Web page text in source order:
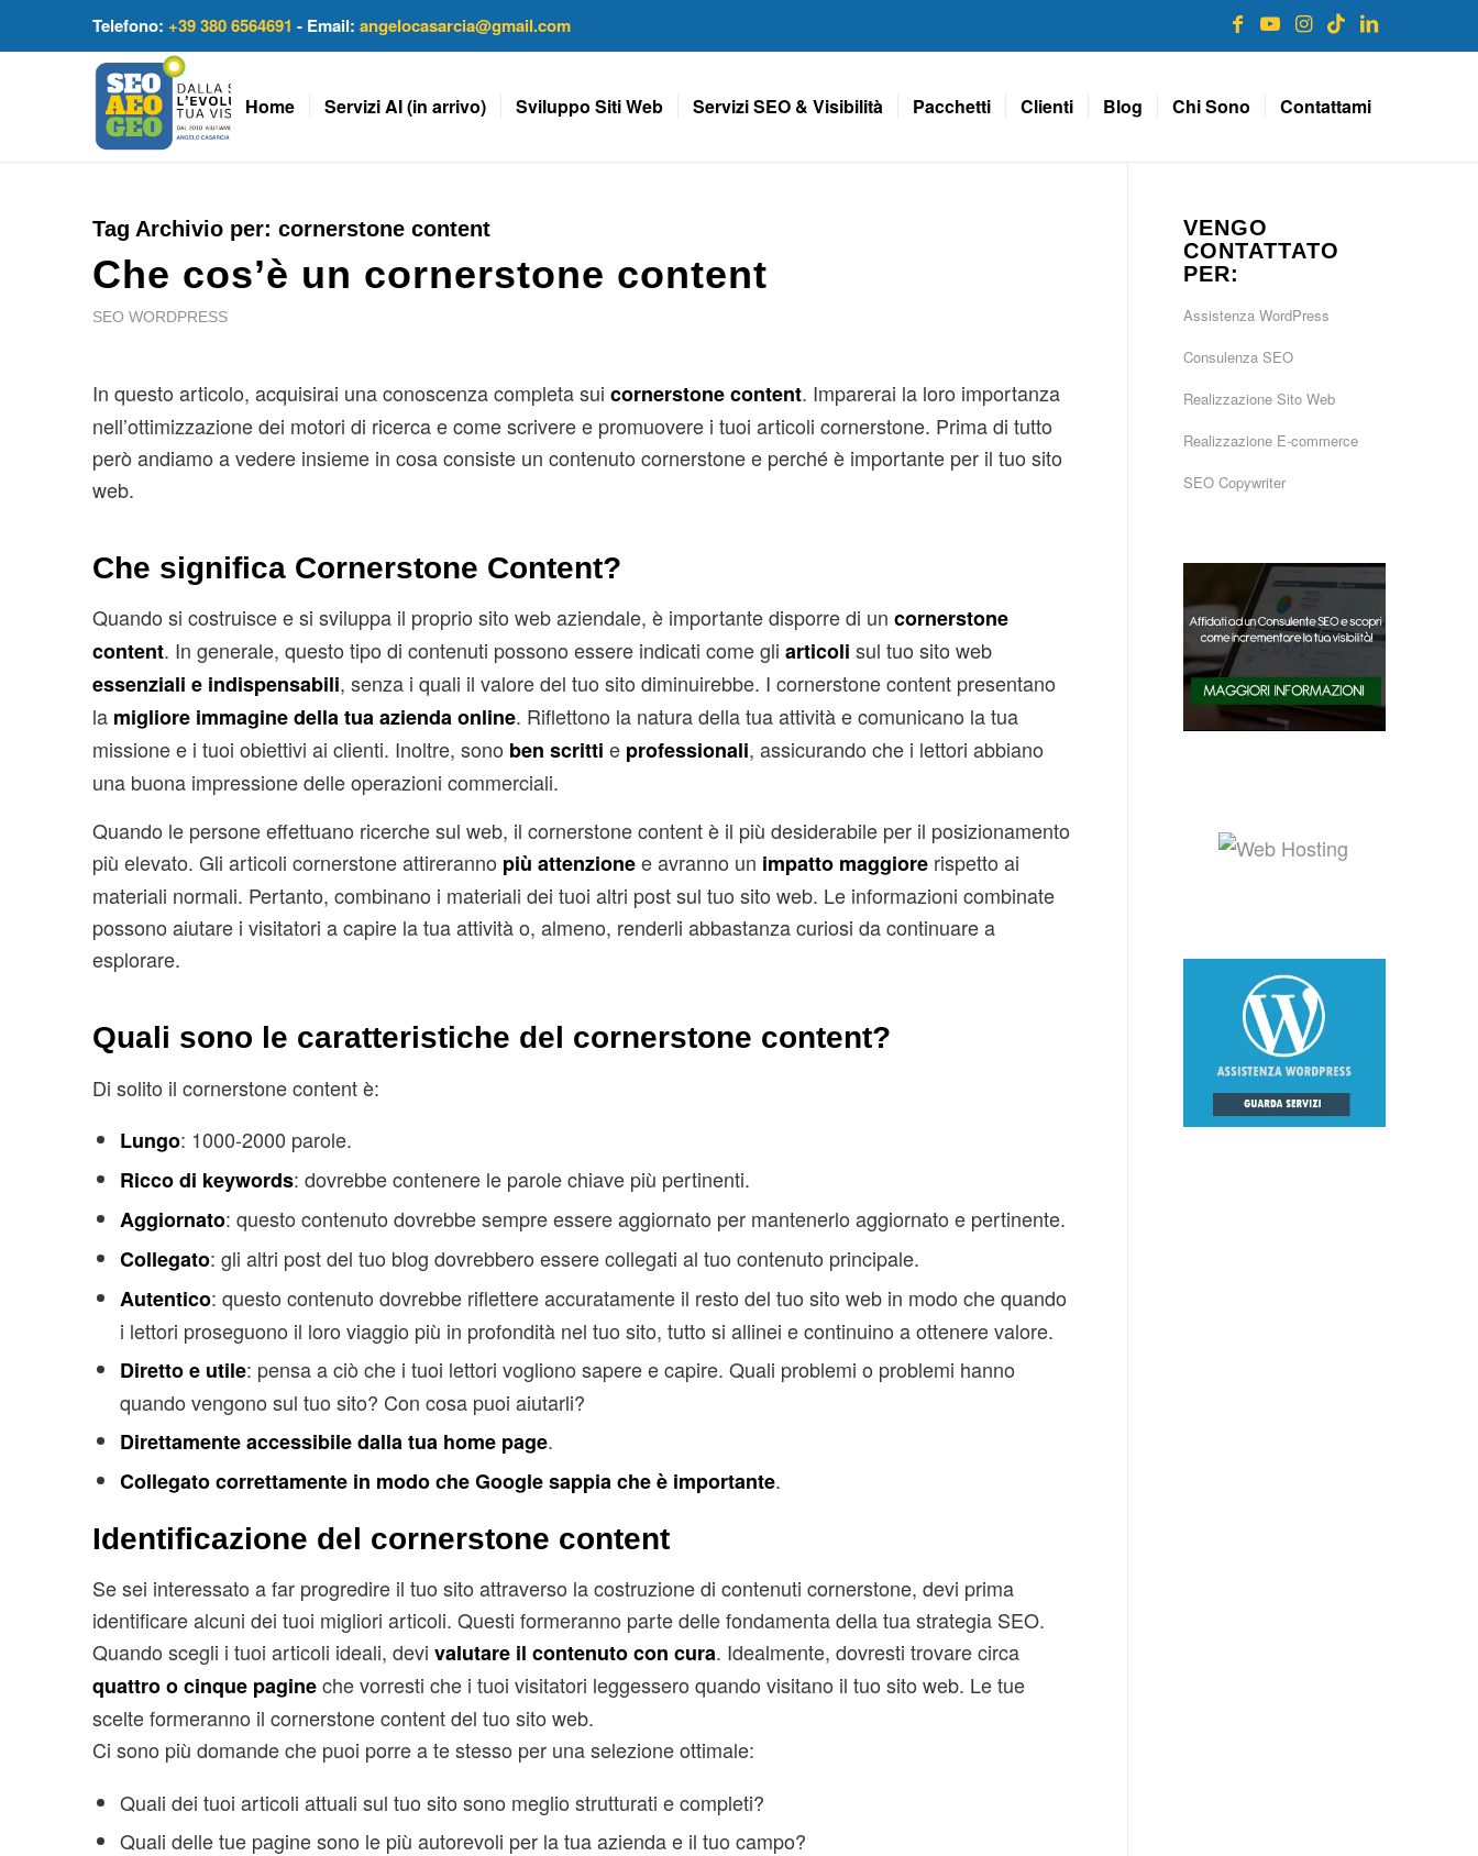
Telefono: +39 380 6564691 - Email: angelocasarcia@gmail.com
Home Servizi AI (in arrivo) Sviluppo Siti Web Servizi SEO & Visibilità Pacchetti Clienti Blog Chi Sono Contattami
Tag Archivio per: cornerstone content
Che cos’è un cornerstone content
SEO WORDPRESS
In questo articolo, acquisirai una conoscenza completa sui cornerstone content. Imparerai la loro importanza
nell’ottimizzazione dei motori di ricerca e come scrivere e promuovere i tuoi articoli cornerstone. Prima di tutto
però andiamo a vedere insieme in cosa consiste un contenuto cornerstone e perché è importante per il tuo sito
web.
Che significa Cornerstone Content?
Quando si costruisce e si sviluppa il proprio sito web aziendale, è importante disporre di un cornerstone
content. In generale, questo tipo di contenuti possono essere indicati come gli articoli sul tuo sito web
essenziali e indispensabili, senza i quali il valore del tuo sito diminuirebbe. I cornerstone content presentano
la migliore immagine della tua azienda online. Riflettono la natura della tua attività e comunicano la tua
missione e i tuoi obiettivi ai clienti. Inoltre, sono ben scritti e professionali, assicurando che i lettori abbiano
una buona impressione delle operazioni commerciali.
Quando le persone effettuano ricerche sul web, il cornerstone content è il più desiderabile per il posizionamento
più elevato. Gli articoli cornerstone attireranno più attenzionee avranno un impatto maggiorerispetto ai
materiali normali. Pertanto, combinano i materiali dei tuoi altri post sul tuo sito web. Le informazioni combinate
possono aiutare i visitatori a capire la tua attività o, almeno, renderli abbastanza curiosi da continuare a
esplorare.
Quali sono le caratteristiche del cornerstone content?
Di solito il cornerstone content è:
Lungo: 1000-2000 parole.
Ricco di keywords: dovrebbe contenere le parole chiave più pertinenti.
Aggiornato: questo contenuto dovrebbe sempre essere aggiornato per mantenerlo aggiornato e pertinente.
Collegato: gli altri post del tuo blog dovrebbero essere collegati al tuo contenuto principale.
Autentico: questo contenuto dovrebbe riflettere accuratamente il resto del tuo sito web in modo che quando
i lettori proseguono il loro viaggio più in profondità nel tuo sito, tutto si allinei e continuino a ottenere valore.
Diretto e utile: pensa a ciò che i tuoi lettori vogliono sapere e capire. Quali problemi o problemi hanno
quando vengono sul tuo sito? Con cosa puoi aiutarli?
Direttamente accessibile dalla tua home page.
Collegato correttamente in modo che Google sappia che è importante.
Identificazione del cornerstone content
Se sei interessato a far progredire il tuo sito attraverso la costruzione di contenuti cornerstone, devi prima
identificare alcuni dei tuoi migliori articoli. Questi formeranno parte delle fondamenta della tua strategia SEO.
Quando scegli i tuoi articoli ideali, devi valutare il contenuto con cura. Idealmente, dovresti trovare circa
quattro o cinque pagineche vorresti che i tuoi visitatori leggessero quando visitano il tuo sito web. Le tue
scelte formeranno il cornerstone content del tuo sito web.
Ci sono più domande che puoi porre a te stesso per una selezione ottimale:
Quali dei tuoi articoli attuali sul tuo sito sono meglio strutturati e completi?
Quali delle tue pagine sono le più autorevoli per la tua azienda e il tuo campo?
VENGO
CONTATTATO
PER:
Assistenza WordPress
Consulenza SEO
Realizzazione Sito Web
Realizzazione E-commerce
SEO Copywriter